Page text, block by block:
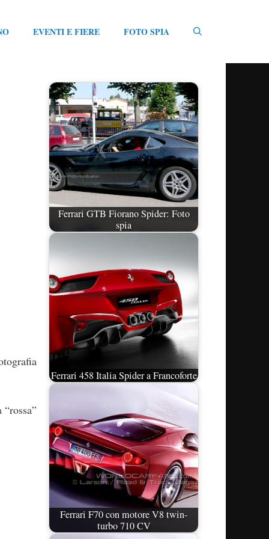
EVENTI E FIERE FOTO SPIA
Ferrari GTB Fiorano Spider: Foto
spia
Ferrari 458 Italia Spider a Francoforte
Ferrari F70 con motore V8 twin-
turbo 710 CV